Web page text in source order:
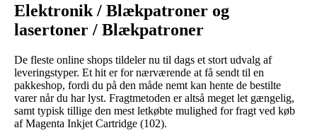
Elektronik / Blækpatroner og
lasertoner / Blækpatroner
De fleste online shops tildeler nu til dags et stort udvalg af
leveringstyper. Et hit er for nærværende at få sendt til en
pakkeshop, fordi du på den måde nemt kan hente de bestilte
varer når du har lyst. Fragtmetoden er altså meget let gængelig,
samt typisk tillige den mest letkøbte mulighed for fragt ved køb
af Magenta Inkjet Cartridge (102).